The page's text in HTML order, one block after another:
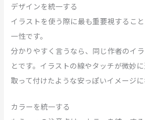
デザインを統一する
イラストを使う際に最も重要視するこ
一性です。
分かりやすく言うなら、同じ作者のイ
とです。イラストの線やタッチが微妙
取って付けたような安っぽいイメージに
カラーを統一する